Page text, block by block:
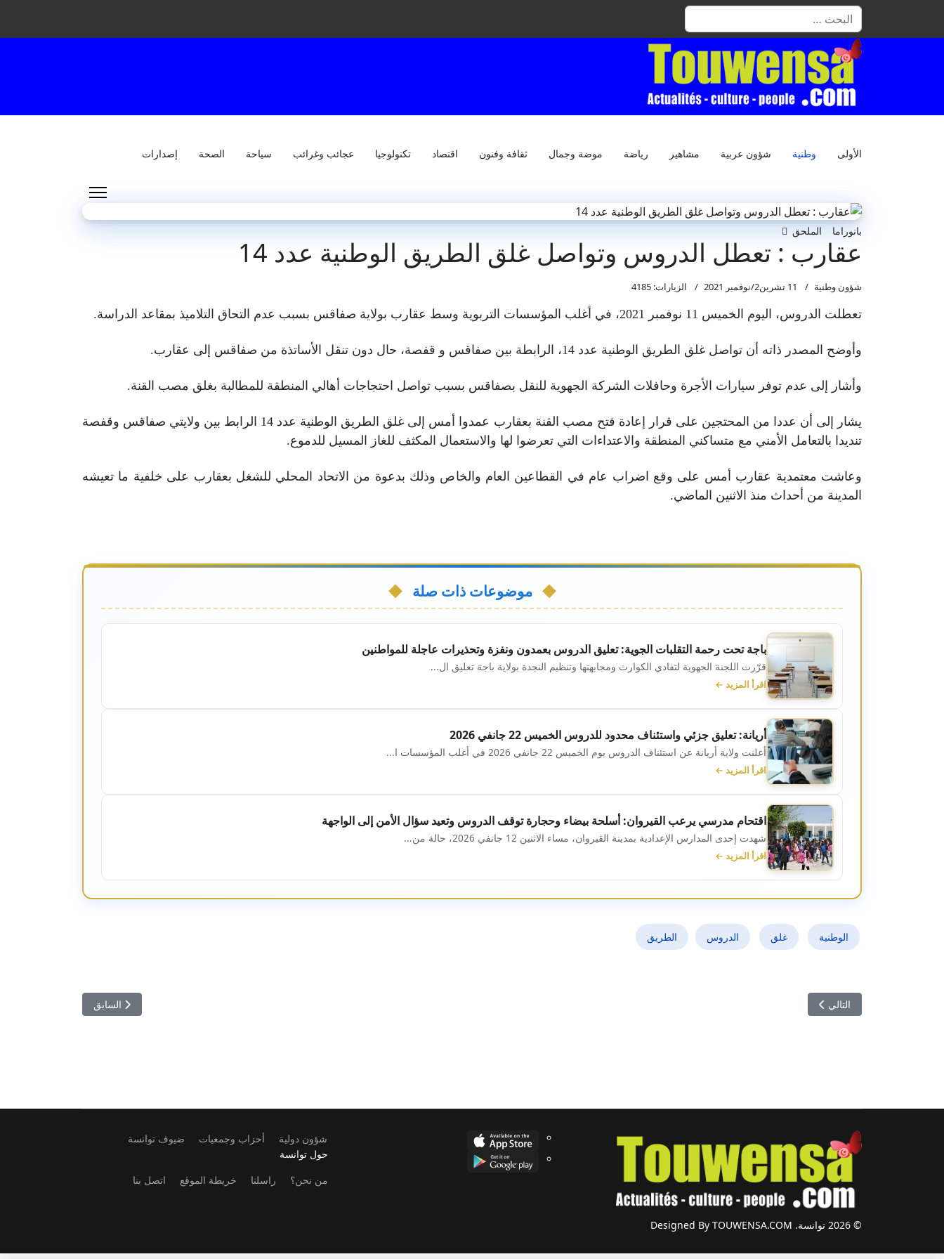
البحث
الأولى وطنية شؤون عربية مشاهير رياضة موضة وجمال ثقافة وفنون اقتصاد تكنولوجيا عجائب وغرائب سياحة الصحة إصدارات
بانوراما الملحق
عقارب : تعطل الدروس وتواصل غلق الطريق الوطنية عدد 14
شؤون وطنية 11 تشرين2/نوفمبر 2021 الزيارات: 4185
تعطلت الدروس، اليوم الخميس 11 نوفمبر 2021، في أغلب المؤسسات التربوية وسط عقارب بولاية صفاقس بسبب عدم التحاق التلاميذ بمقاعد الدراسة.
وأوضح المصدر ذاته أن تواصل غلق الطريق الوطنية عدد 14، الرابطة بين صفاقس و قفصة، حال دون تنقل الأساتذة من صفاقس إلى عقارب.
وأشار إلى عدم توفر سيارات الأجرة وحافلات الشركة الجهوية للنقل بصفاقس بسبب تواصل احتجاجات أهالي المنطقة للمطالبة بغلق مصب القنة.
يشار إلى أن عددا من المحتجين على قرار إعادة فتح مصب القنة بعقارب عمدوا أمس إلى غلق الطريق الوطنية عدد 14 الرابط بين ولايتي صفاقس وقفصة
تنديدا بالتعامل الأمني مع متساكني المنطقة والاعتداءات التي تعرضوا لها والاستعمال المكثف للغاز المسيل للدموع.
وعاشت معتمدية عقارب أمس على وقع اضراب عام في القطاعين العام والخاص وذلك بدعوة من الاتحاد المحلي للشغل بعقارب على خلفية ما تعيشه
المدينة من أحداث منذ الاثنين الماضي.
موضوعات ذات صلة
باجة تحت رحمة التقلبات الجوية: تعليق الدروس بعمدون ونفزة وتحذيرات عاجلة للمواطنين
قرّرت اللجنة الجهوية لتفادي الكوارث ومجابهتها وتنظيم النجدة بولاية باجة تعليق ال...
اقرأ المزيد ←
أريانة: تعليق جزئي واستئناف محدود للدروس الخميس 22 جانفي 2026
أعلنت ولاية أريانة عن استئناف الدروس يوم الخميس 22 جانفي 2026 في أغلب المؤسسات ا...
اقرأ المزيد ←
اقتحام مدرسي يرعب القيروان: أسلحة بيضاء وحجارة توقف الدروس وتعيد سؤال الأمن إلى الواجهة
شهدت إحدى المدارس الإعدادية بمدينة القيروان، مساء الاثنين 12 جانفي 2026، حالة من...
اقرأ المزيد ←
الوطنية غلق الدروس الطريق
المقال السابق: صفاقس:عدد من
السابق المقال التالي: ايقاف وزير البيئة السابق شكري بلحسن
التالي
© 2026 توانسة. Designed By TOUWENSA.COM
شؤون دولية أحزاب وجمعيات
ضيوف توانسة
حول توانسة
من نحن؟
راسلنا خريطة الموقع اتصل بنا